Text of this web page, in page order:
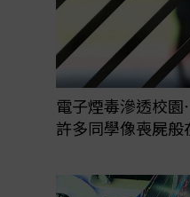
電子煙毒滲透校
許多同學像喪屍般